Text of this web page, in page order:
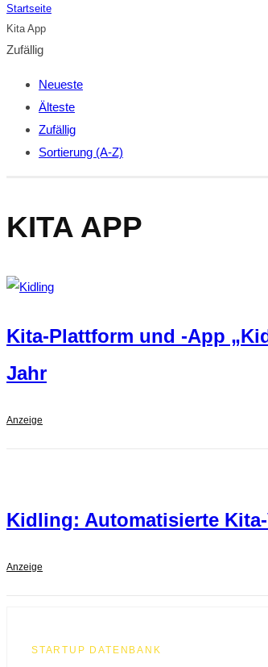
Startseite
Kita App
Zufällig
Neueste
Älteste
Zufällig
Sortierung (A-Z)
KITA APP
Kita-Plattform und -App
Jahr
Anzeige
Kidling: Automatisierte
Anzeige
STARTUP DATENBANK